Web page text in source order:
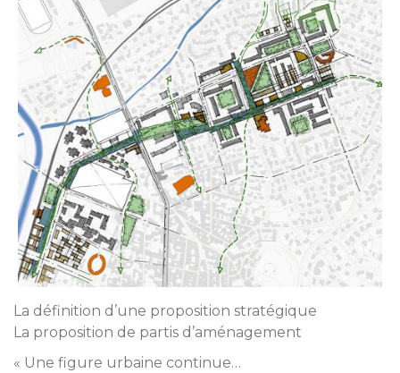
La définition d’une proposition stratégique
La proposition de partis d’aménagement
« Une figure urbaine continue…